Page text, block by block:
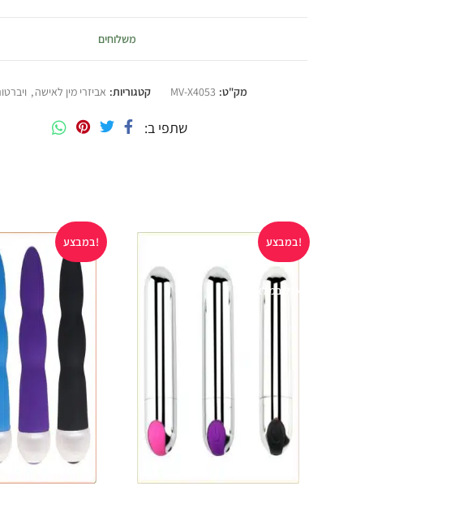
משלוחים
מק"ט: MV-X4053 קטגוריות: אביזרי מין לאישה,
שתפי ב
במבצע!
אזל במלאי
במבצע!